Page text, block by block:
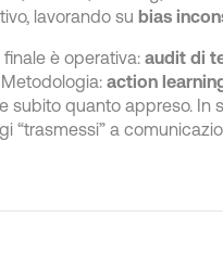
lavorando su bias
finale è operativa: audit di
action
subito quanto appreso. In
“trasmessi” a